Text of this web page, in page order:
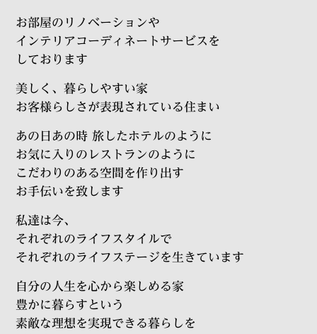
お部屋のリノベーションや
インテリアコーディネートサービスを
しております
美しく、暮らしやすい家
お客様らしさが表現されている住まい
あの日あの時 旅したホテルのように
お気に入りのレストランのように
こだわりのある空間を作り出す
お手伝いを致します
私達は今、
それぞれのライフスタイルで
それぞれのライフステージを生きています
自分の人生を心から楽しめる家
豊かに暮らすという
素敵な理想を実現できる暮らしを